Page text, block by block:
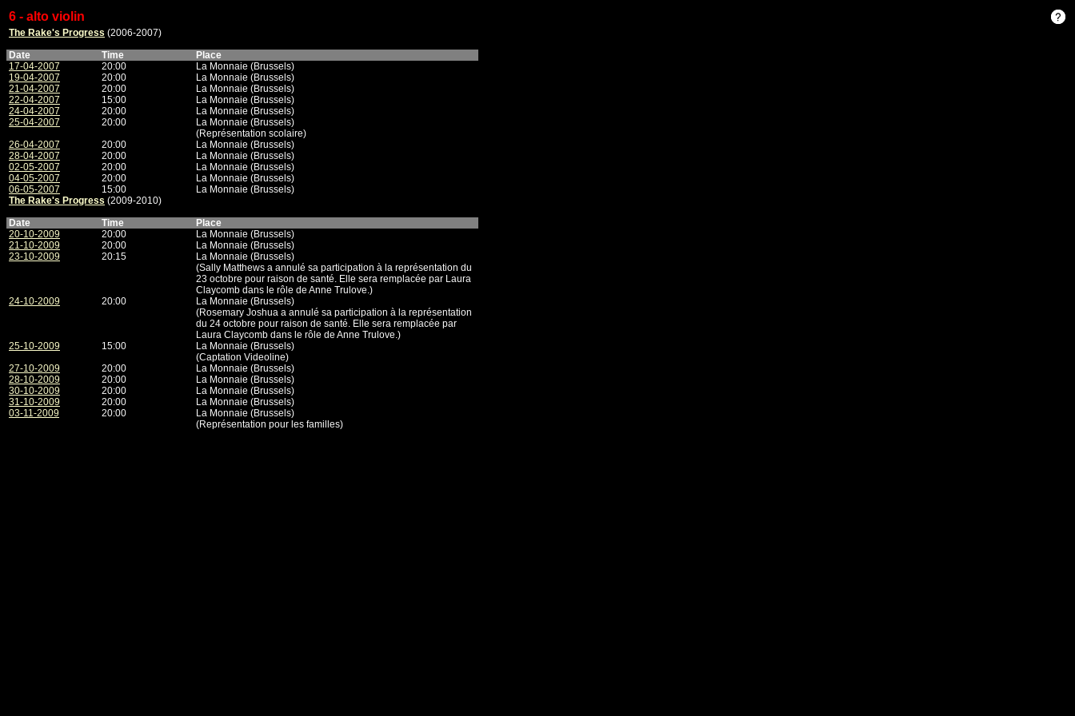
6 - alto violin
The Rake's Progress (2006-2007)
Date
Time
Place
17-04-2007
20:00
La Monnaie (Brussels)
19-04-2007
20:00
La Monnaie (Brussels)
21-04-2007
20:00
La Monnaie (Brussels)
22-04-2007
15:00
La Monnaie (Brussels)
24-04-2007
20:00
La Monnaie (Brussels)
25-04-2007
20:00
La Monnaie (Brussels)
(Représentation scolaire)
26-04-2007
20:00
La Monnaie (Brussels)
28-04-2007
20:00
La Monnaie (Brussels)
02-05-2007
20:00
La Monnaie (Brussels)
04-05-2007
20:00
La Monnaie (Brussels)
06-05-2007
15:00
La Monnaie (Brussels)
The Rake's Progress (2009-2010)
Date
Time
Place
20-10-2009
20:00
La Monnaie (Brussels)
21-10-2009
20:00
La Monnaie (Brussels)
23-10-2009
20:15
La Monnaie (Brussels)
(Sally Matthews a annulé sa participation à la représentation du
23 octobre pour raison de santé. Elle sera remplacée par Laura
Claycomb dans le rôle de Anne Trulove.)
24-10-2009
20:00
La Monnaie (Brussels)
(Rosemary Joshua a annulé sa participation à la représentation
du 24 octobre pour raison de santé. Elle sera remplacée par
Laura Claycomb dans le rôle de Anne Trulove.)
25-10-2009
15:00
La Monnaie (Brussels)
(Captation Videoline)
27-10-2009
20:00
La Monnaie (Brussels)
28-10-2009
20:00
La Monnaie (Brussels)
30-10-2009
20:00
La Monnaie (Brussels)
31-10-2009
20:00
La Monnaie (Brussels)
03-11-2009
20:00
La Monnaie (Brussels)
(Représentation pour les familles)